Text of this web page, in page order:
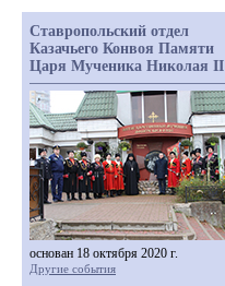
Ставропольский отдел
Казачьего Конвоя Памяти
Царя Мученика Николая II
основан 18 октября 2020 г.
Другие события